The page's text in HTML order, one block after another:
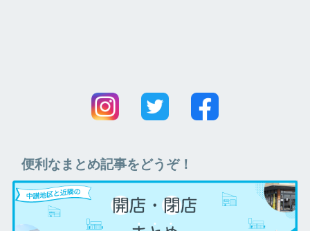
便利なまとめ記事をどうぞ！